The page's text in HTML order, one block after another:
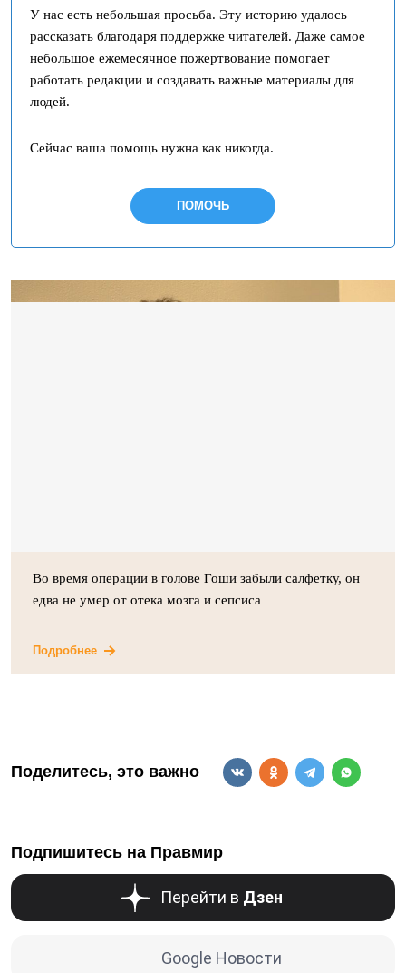
У нас есть небольшая просьба. Эту историю удалось
рассказать благодаря поддержке читателей. Даже самое
небольшое ежемесячное пожертвование помогает
работать редакции и создавать важные материалы для
людей.
Сейчас ваша помощь нужна как никогда.
ПОМОЧЬ
Во время операции в голове Гоши забыли салфетку, он
едва не умер от отека мозга и сепсиса
Подробнее
Поделитесь, это важно
Подпишитесь на Правмир
Перейти в Дзен
Google Новости